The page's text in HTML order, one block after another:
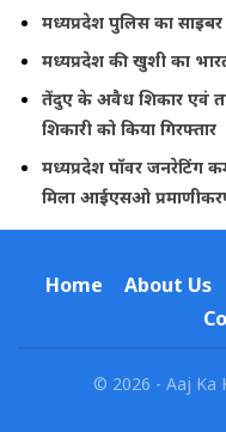
मध्यप्रदेश पुलिस का साइबर
मध्यप्रदेश की खुशी का
तेंदुए के अवैध शिकार एवं
शिकारी को किया गिरफ्तार
मध्यप्रदेश पॉवर जनरेटिंग
मिला आईएसओ
Home About Us
© 2026 - Aaj Ka